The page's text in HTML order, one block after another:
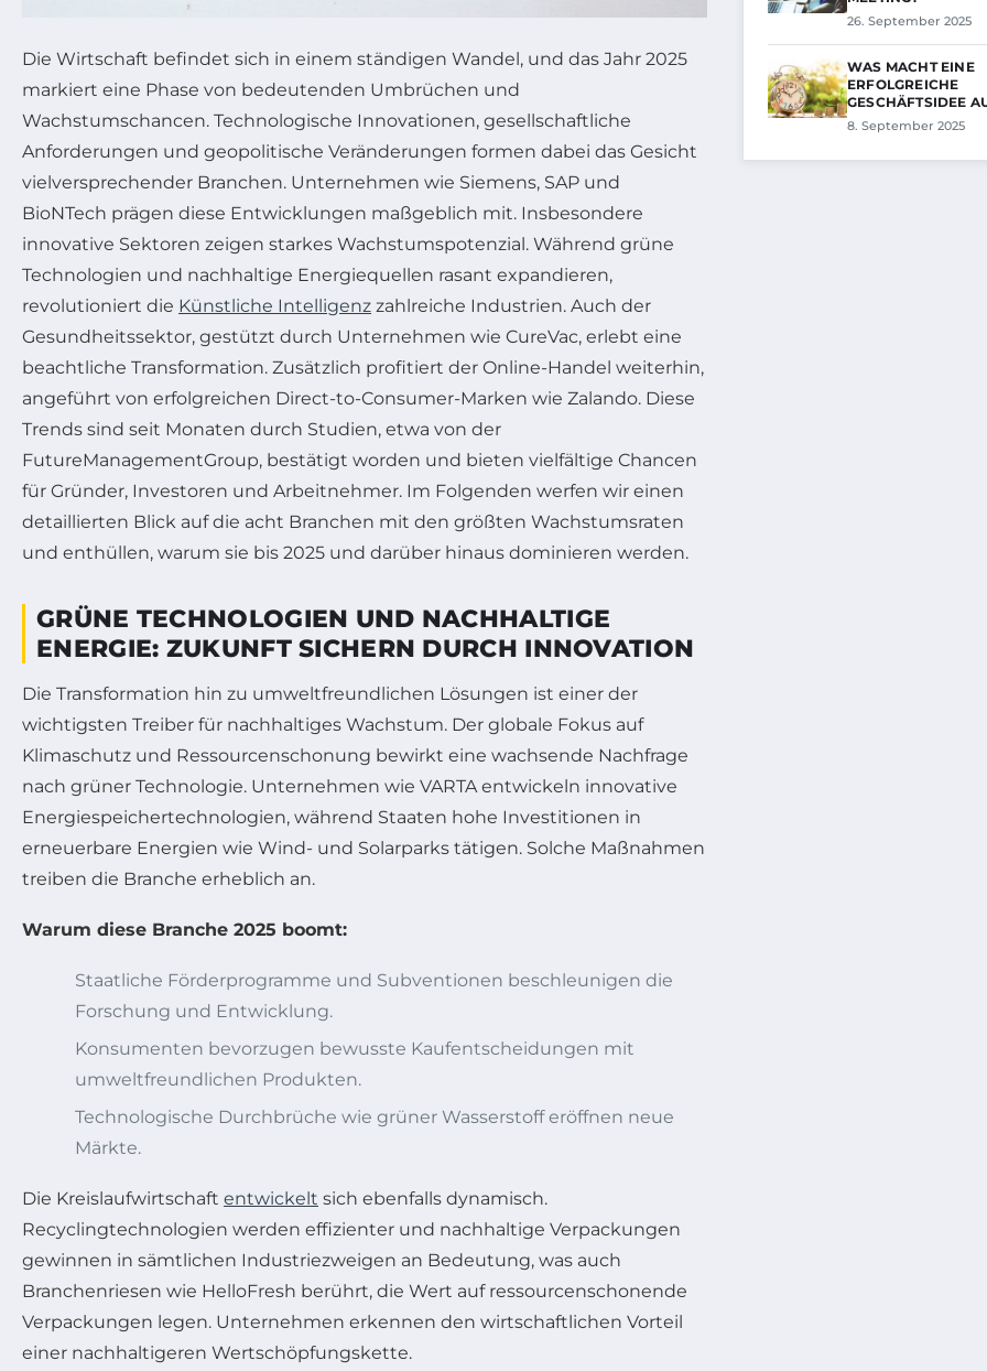
Die Wirtschaft befindet sich in einem ständigen Wandel, und das Jahr 2025
markiert eine Phase von bedeutenden Umbrüchen und
Wachstumschancen. Technologische Innovationen, gesellschaftliche
Anforderungen und geopolitische Veränderungen formen dabei das Gesicht
vielversprechender Branchen. Unternehmen wie Siemens, SAP und
BioNTech prägen diese Entwicklungen maßgeblich mit. Insbesondere
innovative Sektoren zeigen starkes Wachstumspotenzial. Während grüne
Technologien und nachhaltige Energiequellen rasant expandieren,
revolutioniert die Künstliche Intelligenz zahlreiche Industrien. Auch der
Gesundheitssektor, gestützt durch Unternehmen wie CureVac, erlebt eine
beachtliche Transformation. Zusätzlich profitiert der Online-Handel weiterhin,
angeführt von erfolgreichen Direct-to-Consumer-Marken wie Zalando. Diese
Trends sind seit Monaten durch Studien, etwa von der
FutureManagementGroup, bestätigt worden und bieten vielfältige Chancen
für Gründer, Investoren und Arbeitnehmer. Im Folgenden werfen wir einen
detaillierten Blick auf die acht Branchen mit den größten Wachstumsraten
und enthüllen, warum sie bis 2025 und darüber hinaus dominieren werden.
GRÜNE TECHNOLOGIEN UND NACHHALTIGE
ENERGIE: ZUKUNFT SICHERN DURCH INNOVATION
Die Transformation hin zu umweltfreundlichen Lösungen ist einer der
wichtigsten Treiber für nachhaltiges Wachstum. Der globale Fokus auf
Klimaschutz und Ressourcenschonung bewirkt eine wachsende Nachfrage
nach grüner Technologie. Unternehmen wie VARTA entwickeln innovative
Energiespeichertechnologien, während Staaten hohe Investitionen in
erneuerbare Energien wie Wind- und Solarparks tätigen. Solche Maßnahmen
treiben die Branche erheblich an.
Warum diese Branche 2025 boomt:
Staatliche Förderprogramme und Subventionen beschleunigen die
Forschung und Entwicklung.
Konsumenten bevorzugen bewusste Kaufentscheidungen mit
umweltfreundlichen Produkten.
Technologische Durchbrüche wie grüner Wasserstoff eröffnen neue
Märkte.
Die Kreislaufwirtschaft entwickelt sich ebenfalls dynamisch.
Recyclingtechnologien werden effizienter und nachhaltige Verpackungen
gewinnen in sämtlichen Industriezweigen an Bedeutung, was auch
Branchenriesen wie HelloFresh berührt, die Wert auf ressourcenschonende
Verpackungen legen. Unternehmen erkennen den wirtschaftlichen Vorteil
einer nachhaltigeren Wertschöpfungskette.
26. September 2025
WAS MACHT EINE
ERFOLGREICHE
GESCHÄFTSIDEE
8. September 2025